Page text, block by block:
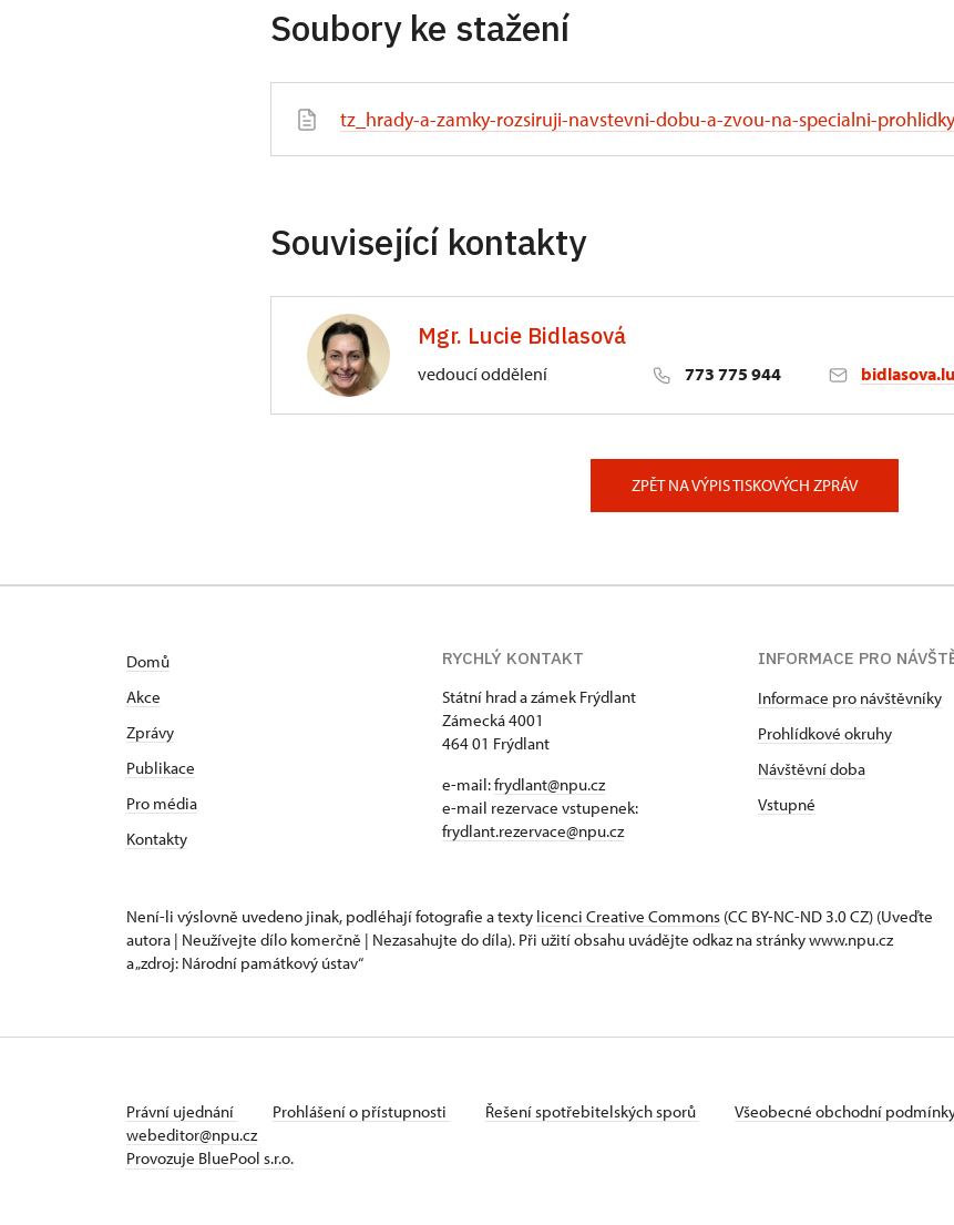
Soubory ke stažení
tz_hrady-a-zamky-rozsiruji-navstevni-dobu-a-zvou-na-specialni-
Související kontakty
Mgr. Lucie Bidlasová
vedoucí oddělení 773 775 944
ZPĚT NA VÝPIS TISKOVÝCH ZPRÁV
Domů
Akce
Zprávy
Publikace
Pro média
Kontakty
RYCHLÝ KONTAKT
Státní hrad a zámek Frýdlant
Zámecká 4001
464 01 Frýdlant
e-mail:frydlant@npu.cz
e-mail rezervace vstupenek:
frydlant.rezervace@npu.cz
INFORMACE PRO
Informace pro návštěvníky
Prohlídkové okruhy
Návštěvní doba
Vstupné
Není-li výslovně uvedeno jinak, podléhají fotografie a texty licenci Creative Commons (CC BY-NC-ND 3.0 CZ) (Uveďte
autora | Neužívejte dílo komerčně | Nezasahujte do díla). Při užití obsahu uvádějte odkaz na stránky www.npu.cz
a „zdroj: Národní památkový ústav“
Právní ujednání Prohlášení o přístupnosti Řešení spotřebitelských sporů Všeobecné obchodní
webeditor@npu.cz
Provozuje BluePool s.r.o.